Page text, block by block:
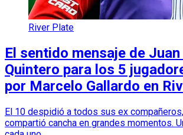
River Plate
El sentido mensaje de
Quintero para los 5
por Marcelo Gallardo en
El 10 despidió a todos sus ex
compartió cancha en grandes momentos.